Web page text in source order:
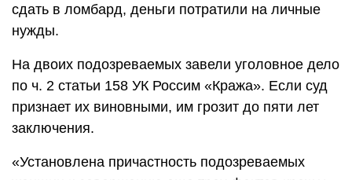
сдать в ломбард, деньги потратили на личные
нужды.
На двоих подозреваемых завели уголовное дело
по ч. 2 статьи 158 УК Россим «Кража». Если суд
признает их виновными, им грозит до пяти лет
заключения.
«Установлена причастность подозреваемых